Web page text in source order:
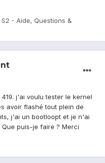
- Aide, Questions &
j'ai voulu tester le kernel
avoir flashé tout plein de
j'ai un bootloopt et je n'ai
puis-je faire ? Merci